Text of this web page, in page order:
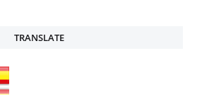
TRANSLATE